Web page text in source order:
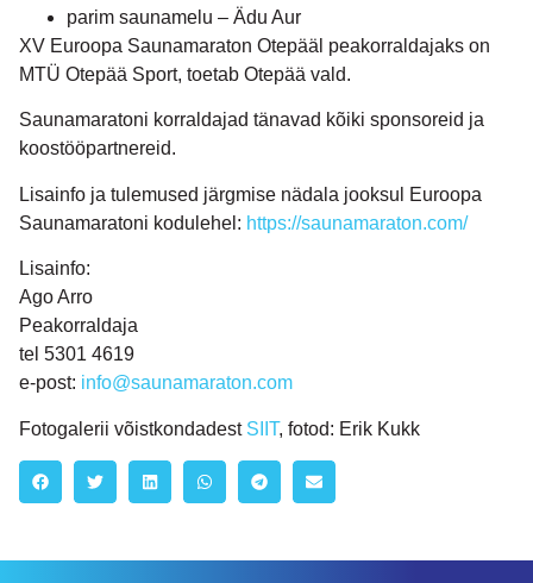
parim saunamelu – Ädu Aur
XV Euroopa Saunamaraton Otepääl peakorraldajaks on
MTÜ Otepää Sport, toetab Otepää vald.
Saunamaratoni korraldajad tänavad kõiki sponsoreid ja
koostööpartnereid.
Lisainfo ja tulemused järgmise nädala jooksul Euroopa
Saunamaratoni kodulehel: https://saunamaraton.com/
Lisainfo:
Ago Arro
Peakorraldaja
tel 5301 4619
e-post: info@saunamaraton.com
Fotogalerii võistkondadest SIIT, fotod: Erik Kukk